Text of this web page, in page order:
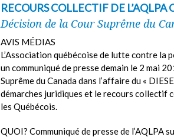
RECOURS COLLECTIF DE
Décision de la Cour Suprême du
AVIS MÉDIAS
L’Association québécoise de lutte contre
un communiqué de presse demain le 2 mai
Suprême du Canada dans l’affaire du «
démarches juridiques et le recours collectif
les Québécois.
QUOI? Communiqué de presse de